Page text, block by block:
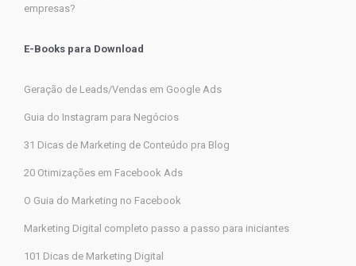
empresas?
E-Books para Download
Geração de Leads/Vendas em Google Ads
Guia do Instagram para Negócios
31 Dicas de Marketing de Conteúdo pra Blog
20 Otimizações em Facebook Ads
O Guia do Marketing no Facebook
Marketing Digital completo passo a passo para iniciantes
101 Dicas de Marketing Digital